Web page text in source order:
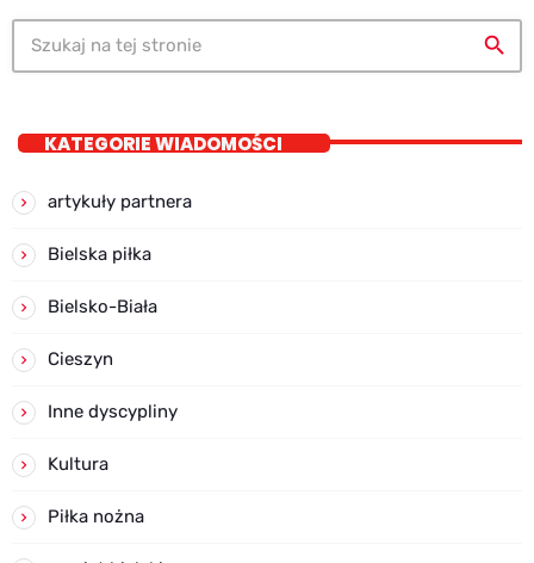
search
KATEGORIE WIADOMOŚCI
artykuły partnera
Bielska piłka
Bielsko-Biała
Cieszyn
Inne dyscypliny
Kultura
Piłka nożna